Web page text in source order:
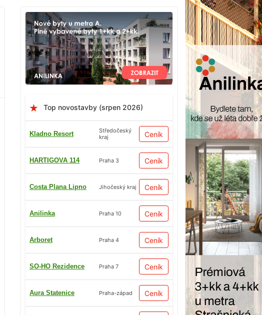
Top novostavby (srpen 2026)
Kladno Resort
Středočeský
kraj
Ceník
HARTIGOVA 114 Praha 3 Ceník
Costa Plana Lipno Jihočeský kraj Ceník
Anilinka Praha 10 Ceník
Arboret Praha 4 Ceník
SO-HO Rezidence Praha 7 Ceník
Aura Statenice Praha-západ Ceník